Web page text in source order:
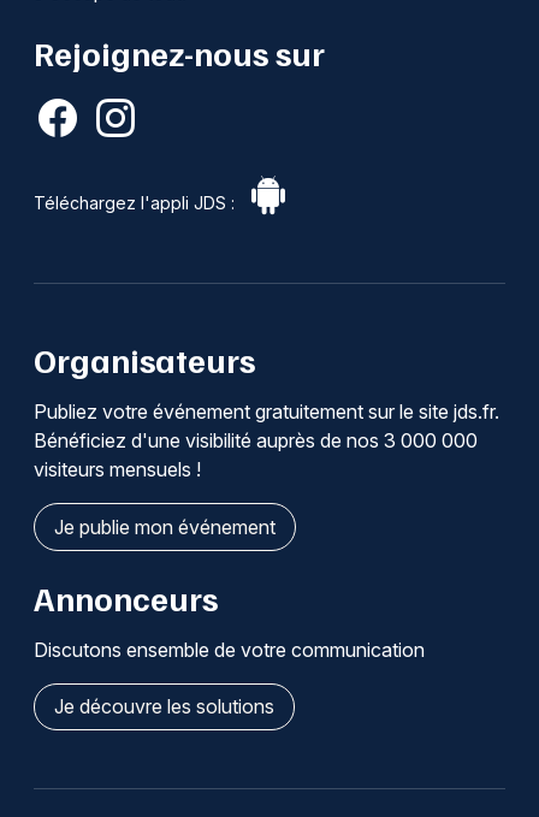
Rejoignez-nous sur
Téléchargez l'appli JDS :
Organisateurs
Publiez votre événement gratuitement sur le site jds.fr.
Bénéficiez d'une visibilité auprès de nos 3 000 000
visiteurs mensuels !
Je publie mon événement
Annonceurs
Discutons ensemble de votre communication
Je découvre les solutions